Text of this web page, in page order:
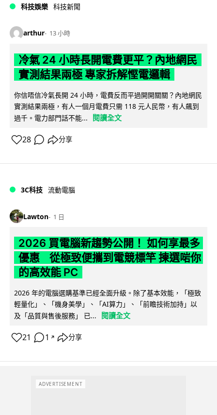
科技娛樂 科技新聞
arthur 13 小時
冷氣 24 小時長開電費更平？內地網民
實測結果兩極 專家拆解慳電邏輯
你信唔信冷氣長開 24 小時，電費反而平過開開關關？內地網民
實測結果兩極，有人一個月電費只需 118 元人民幣，有人飆到
過千。電力部門話不能...
閱讀全文
28 分享
3C科技 流動電腦
Lawton 1 日
2026 買電腦新趨勢公開！ 如何享最多
優惠 從極致便攜到電競標竿 揀選啱你
的高效能 PC
2026 年的電腦選購基準已經全面升級。除了基本效能，「極致
輕量化」、「機身美學」、「AI算力」、「前瞻技術加持」以
及「品質與售後服務」 已...
閱讀全文
21 1 ↗ 分享
ADVERTISEMENT